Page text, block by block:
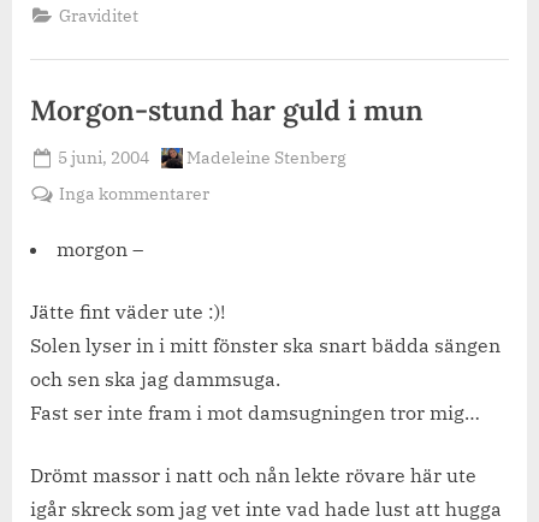
Graviditet
Morgon-stund har guld i mun
Posted
on
5 juni, 2004 By
Madeleine Stenberg
Inga kommentarertill
guld
mun
morgon –
Jätte fint väder ute :)!
Solen lyser in i mitt fönster ska snart bädda sängen
och sen ska jag dammsuga.
Fast ser inte fram i mot damsugningen tror mig…
Drömt massor i natt och nån lekte rövare här ute
igår skreck som jag vet inte vad hade lust att hugga